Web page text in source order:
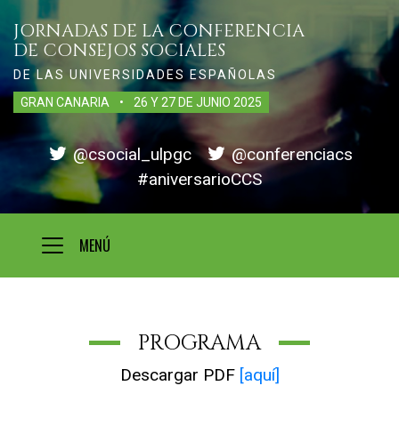
@csocial_ulpgc
@conferenciacs
#aniversarioCCS
JORNADAS DE LA CONFERENCIA
DE CONSEJOS SOCIALES
DE LAS UNIVERSIDADES ESPAÑOLAS
GRAN CANARIA
• 26 Y 27 DE JUNIO 2025
MENÚ
PROGRAMA
Descargar PDF [aquí]